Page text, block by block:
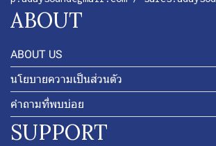
ABOUT
ABOUT US
นโยบายความเป็นส่วนตัว
คำถามที่พบบ่อย
SUPPORT